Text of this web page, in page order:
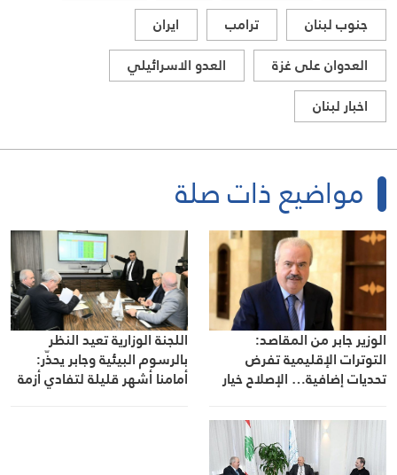
جنوب لبنان
ترامب
ايران
العدوان على غزة
العدو الاسرائيلي
اخبار لبنان
مواضيع ذات صلة
الوزير جابر من المقاصد:
التوترات الإقليمية تفرض
تحديات إضافية… الإصلاح خيار
التأجيل
اللجنة الوزارية تعيد النظر
بالرسوم البيئية وجابر يحذّر:
أمامنا أشهر قليلة لتفادي أزمة